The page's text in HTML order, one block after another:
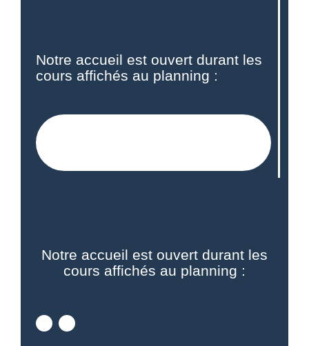
Notre accueil est ouvert durant les
cours affichés au planning :
Notre accueil est ouvert durant les
cours affichés au planning :